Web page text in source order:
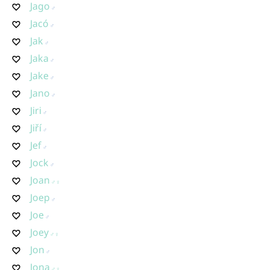
Jago
Jacó
Jak
Jaka
Jake
Jano
Jiri
Jiří
Jef
Jock
Joan
Joep
Joe
Joey
Jon
Jona